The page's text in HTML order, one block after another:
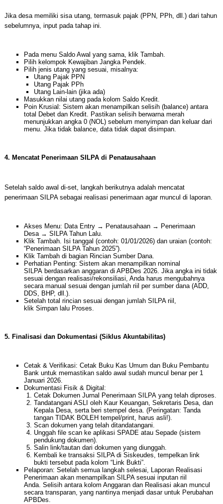
Jika desa memiliki sisa utang, termasuk pajak (PPN, PPh, dll.) dari tahun
sebelumnya, input pada tahap ini.
Pada menu Saldo Awal yang sama, klik Tambah.
Pilih kelompok Kewajiban Jangka Pendek.
Pilih jenis utang yang sesuai, misalnya:
Utang Pajak PPN
Utang Pajak PPh
Utang Lain-lain (jika ada)
Masukkan nilai utang pada kolom Saldo Kredit.
Poin Krusial: Sistem akan menampilkan selisih (balance) antara
total Debet dan Kredit. Pastikan selisih berwarna merah
menunjukkan angka 0 (NOL) sebelum menyimpan dan keluar dari
menu. Jika tidak balance, data tidak dapat disimpan.
4. Mencatat Penerimaan SILPA di Penatausahaan
Setelah saldo awal di-set, langkah berikutnya adalah mencatat
penerimaan SILPA sebagai realisasi penerimaan agar muncul di laporan.
Akses Menu: Data Entry → Penatausahaan → Penerimaan
Desa → SILPA Tahun Lalu.
Klik Tambah. Isi tanggal (contoh: 01/01/2026) dan uraian (contoh:
“Penerimaan SILPA Tahun 2025”).
Klik Tambah di bagian Rincian Sumber Dana.
Perhatian Penting: Sistem akan menampilkan nominal
SILPA berdasarkan anggaran di APBDes 2026. Jika angka ini tidak
sesuai dengan realisasi/rekonsiliasi, Anda harus mengubahnya
secara manual sesuai dengan jumlah riil per sumber dana (ADD,
DDS, BHP, dll.).
Setelah total rincian sesuai dengan jumlah SILPA riil,
klik Simpan lalu Proses.
5. Finalisasi dan Dokumentasi (Siklus Akuntabilitas)
Cetak & Verifikasi: Cetak Buku Kas Umum dan Buku Pembantu
Bank untuk memastikan saldo awal sudah muncul benar per 1
Januari 2026.
Dokumentasi Fisik & Digital:
Cetak Dokumen Jurnal Penerimaan SILPA yang telah diproses.
Tandatangani ASLI oleh Kaur Keuangan, Sekretaris Desa, dan
Kepala Desa, serta beri stempel desa. (Peringatan: Tanda
tangan TIDAK BOLEH tempel/print, harus asli!).
Scan dokumen yang telah ditandatangani.
Unggah file scan ke aplikasi SPADE atau Sepade (sistem
pendukung dokumen).
Salin link/tautan dari dokumen yang diunggah.
Kembali ke transaksi SILPA di Siskeudes, tempelkan link
bukti tersebut pada kolom “Link Bukti”.
Pelaporan: Setelah semua langkah selesai, Laporan Realisasi
Penerimaan akan menampilkan SILPA sesuai inputan riil
Anda. Selisih antara kolom Anggaran dan Realisasi akan muncul
secara transparan, yang nantinya menjadi dasar untuk Perubahan
APBDes.